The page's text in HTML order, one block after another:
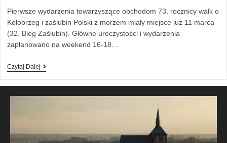
Pierwsze wydarzenia towarzyszące obchodom 73. rocznicy walk o
Kołobrzeg i zaślubin Polski z morzem miały miejsce już 11 marca
(32. Bieg Zaślubin). Główne uroczystości i wydarzenia
zaplanowano na weekend 16-18…
Czytaj Dalej